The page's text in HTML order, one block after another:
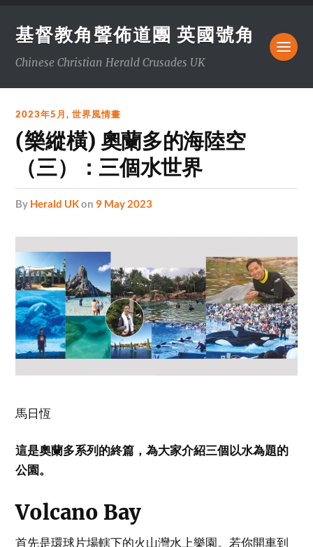
基督教角聲佈道團 英國號角
Chinese Christian Herald Crusades UK
2023年5月,世界風情畫
(樂縱橫) 奧蘭多的海陸空
（三）：三個水世界
by Herald UKon 9 May 2023
馬日恆
這是奧蘭多系列的終篇，為大家介紹三個以水為題的
公園。
Volcano Bay
首先是環球片場轄下的火山灣水上樂園。若你開車到